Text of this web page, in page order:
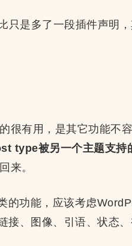
只是多了一段插件声明
很有用，是其它功能不
type被另一个主题支持
来。
的功能，应该考虑
接、图像、引语、状态